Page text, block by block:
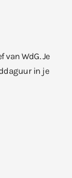
WdG. Je
in je